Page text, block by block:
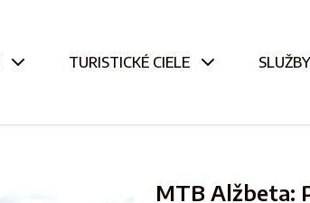
TURISTICKÉ CIELE SLUŽBY
MTB Alžbeta: